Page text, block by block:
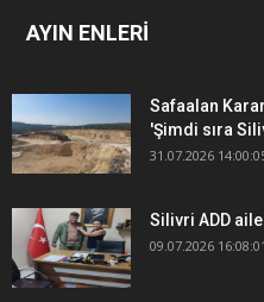
AYIN ENLERİ
Safaalan
'Şimdi sıra
31.07.2026
Silivri ADD
09.07.2026 16:08:01